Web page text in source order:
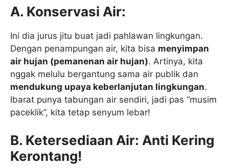
A. Konservasi Air:
Ini dia jurus jitu buat jadi pahlawan lingkungan.
Dengan penampungan air, kita bisa menyimpan
air hujan (pemanenan air hujan). Artinya, kita
nggak melulu bergantung sama air publik dan
mendukung upaya keberlanjutan lingkungan.
Ibarat punya tabungan air sendiri, jadi pas “musim
paceklik”, kita tetap senyum lebar!
B. Ketersediaan Air: Anti Kering
Kerontang!